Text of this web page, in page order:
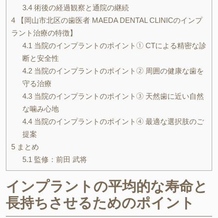
3.4術後の経過観察と通院の継続
4 【岡山市北区の歯医者 MAEDA DENTAL CLINICのインプ
ラント治療の特徴】
4.1
当院のインプラントのポイント① CTによる精密な診
断と安全性
4.2当院のインプラントのポイント② 周囲の健康な歯を
守る治療
4.3当院のインプラントのポイント③ 天然歯に近い自然
な噛み心地
4.4当院のインプラントのポイント④ 最適な選択肢のご
提案
5 まとめ
5.1
監修：前田 武将
インプラントの平均的な寿命と
長持ちさせるためのポイント